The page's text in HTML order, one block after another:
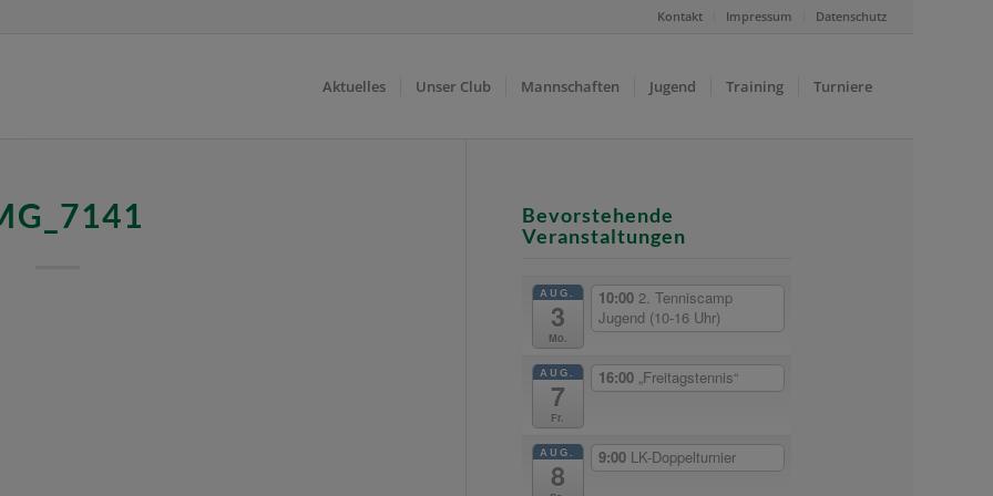
Kontakt Impressum Datenschutz
Aktuelles Unser Club Mannschaften Jugend Training Turniere
Bevorstehende
Veranstaltungen
AUG.
3
Mo.
10:00 2. Tenniscamp
Jugend (10-16 Uhr)
AUG.
7
Fr.
16:00 „Freitagstennis“
AUG.
8
9:00 LK-Doppelturnier